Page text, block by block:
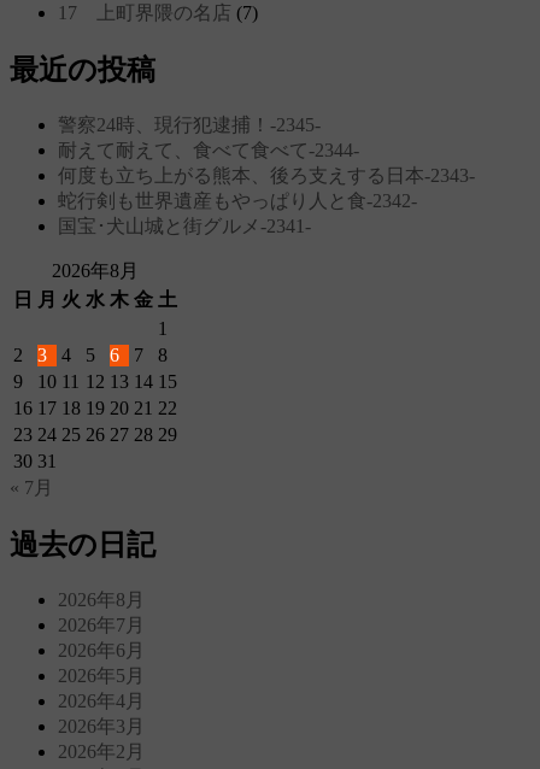
17 上町界隈の名店 (7)
最近の投稿
警察24時、現行犯逮捕！‐2345‐
耐えて耐えて、食べて食べて‐2344‐
何度も立ち上がる熊本、後ろ支えする日本‐2343‐
蛇行剣も世界遺産もやっぱり人と食‐2342‐
国宝･犬山城と街グルメ‐2341‐
2026年8月
日
月 火 水 木 金 土
1
2
3 4 5 6 7
8
9
10 11 12 13 14 15
16 17 18 19 20 21 22
23 24 25 26 27 28 29
30 31
« 7月
過去の日記
2026年8月
2026年7月
2026年6月
2026年5月
2026年4月
2026年3月
2026年2月